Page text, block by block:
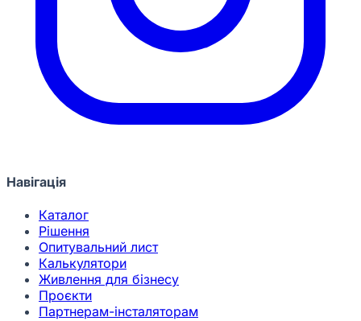
Навігація
Каталог
Рішення
Опитувальний лист
Калькулятори
Живлення для бізнесу
Проєкти
Партнерам-інсталяторам